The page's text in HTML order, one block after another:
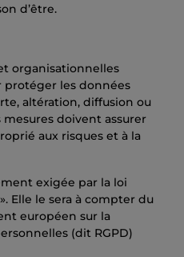
d’être.
organisationnelles
les données
altération, diffusion ou
mesures doivent assurer
aux risques et à la
exigée par la loi
Elle le sera à compter du
européen sur la
(dit RGPD)